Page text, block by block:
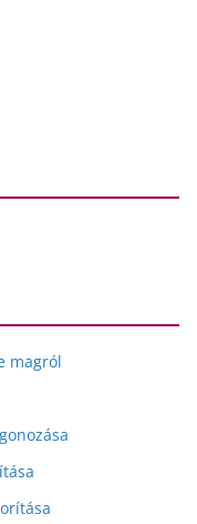
magról